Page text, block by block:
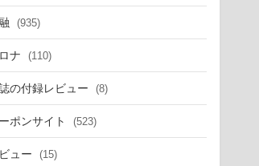
(935)
ナ (110)
の付録レビュー (8)
ポンサイト (523)
ュー (15)